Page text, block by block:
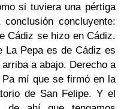
si tuviera una pértiga
concluyente:
Cádiz se hizo en Cádiz.
La Pepa es de Cádiz es
a abajo. Derecho a
mí que se firmó en la
de San Felipe. Y el